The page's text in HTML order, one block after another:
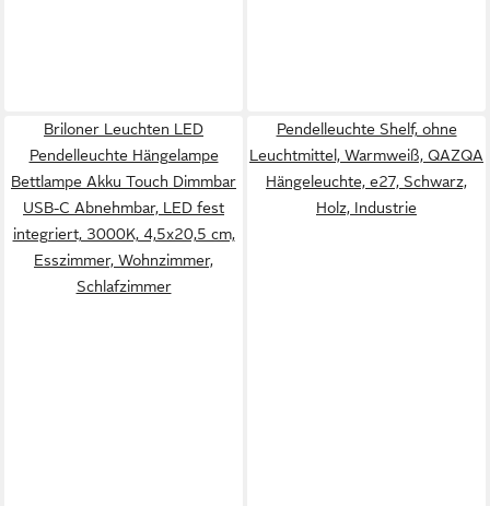
Briloner Leuchten LED
Pendelleuchte Hängelampe
Bettlampe Akku Touch Dimmbar
USB-C Abnehmbar, LED fest
integriert, 3000K, 4,5x20,5 cm,
Esszimmer, Wohnzimmer,
Schlafzimmer
Pendelleuchte Shelf, ohne
Leuchtmittel, Warmweiß, QAZQA
Hängeleuchte, e27, Schwarz,
Holz, Industrie